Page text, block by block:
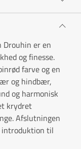
Drouhin er en
og finesse.
farve og en
og hindbær,
og harmonisk
krydret
Afslutningen
introduktion til